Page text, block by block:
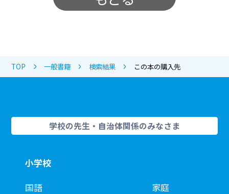
TOP 一般書籍 検索結果 この本の購入先
学校の先生・自治体関係のみなさま
小学校
国語
家庭